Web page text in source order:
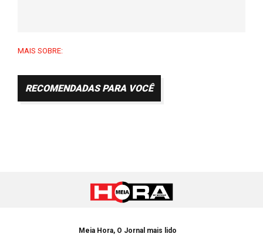
MAIS SOBRE:
RECOMENDADAS PARA VOCÊ
Meia Hora, O Jornal mais lido